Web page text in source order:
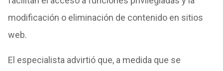
modificación o eliminación de contenido en sitios
web.
El especialista advirtió que, a medida que se